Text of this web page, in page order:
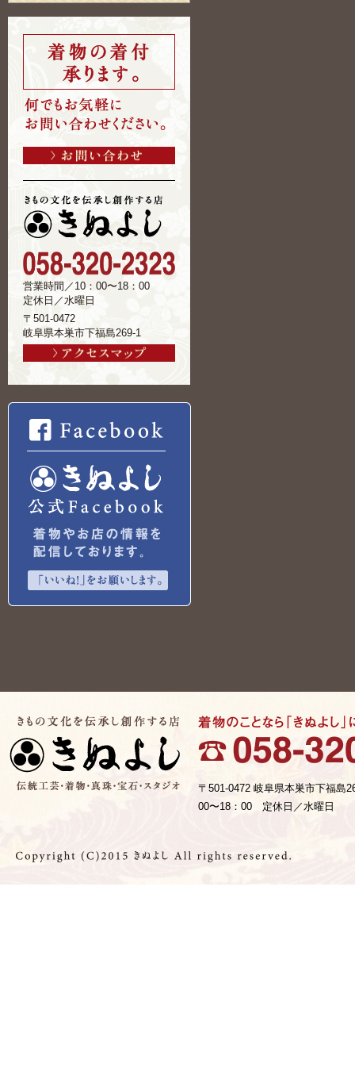
営業時間／10：00〜18：00
定休日／水曜日
〒501-0472
岐阜県本巣市下福島269-1
〒501-0472 岐阜県本巣市下福島
00〜18：00 定休日／水曜日